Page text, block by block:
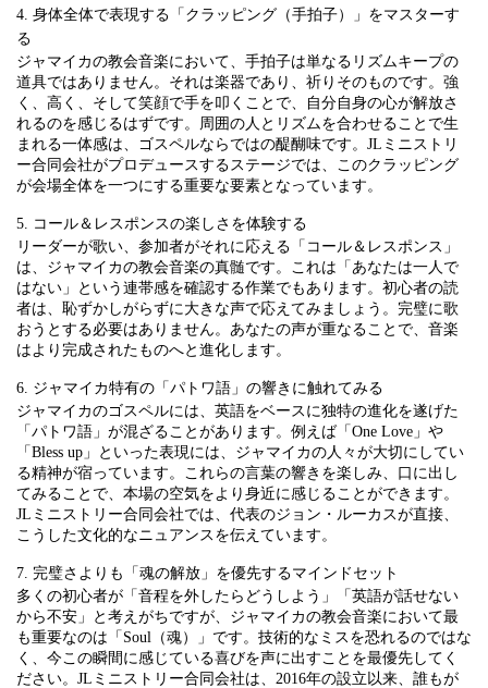
4. 身体全体で表現する「クラッピング（手拍子）」をマスターす
る
ジャマイカの教会音楽において、手拍子は単なるリズムキープの
道具ではありません。それは楽器であり、祈りそのものです。強
く、高く、そして笑顔で手を叩くことで、自分自身の心が解放さ
れるのを感じるはずです。周囲の人とリズムを合わせることで生
まれる一体感は、ゴスペルならではの醍醐味です。JLミニストリ
ー合同会社がプロデュースするステージでは、このクラッピング
が会場全体を一つにする重要な要素となっています。
5. コール＆レスポンスの楽しさを体験する
リーダーが歌い、参加者がそれに応える「コール＆レスポンス」
は、ジャマイカの教会音楽の真髄です。これは「あなたは一人で
はない」という連帯感を確認する作業でもあります。初心者の読
者は、恥ずかしがらずに大きな声で応えてみましょう。完璧に歌
おうとする必要はありません。あなたの声が重なることで、音楽
はより完成されたものへと進化します。
6. ジャマイカ特有の「パトワ語」の響きに触れてみる
ジャマイカのゴスペルには、英語をベースに独特の進化を遂げた
「パトワ語」が混ざることがあります。例えば「One Love」や
「Bless up」といった表現には、ジャマイカの人々が大切にしてい
る精神が宿っています。これらの言葉の響きを楽しみ、口に出し
てみることで、本場の空気をより身近に感じることができます。
JLミニストリー合同会社では、代表のジョン・ルーカスが直接、
こうした文化的なニュアンスを伝えています。
7. 完璧さよりも「魂の解放」を優先するマインドセット
多くの初心者が「音程を外したらどうしよう」「英語が話せない
から不安」と考えがちですが、ジャマイカの教会音楽において最
も重要なのは「Soul（魂）」です。技術的なミスを恐れるのではな
く、今この瞬間に感じている喜びを声に出すことを最優先してく
ださい。JLミニストリー合同会社は、2016年の設立以来、誰もが